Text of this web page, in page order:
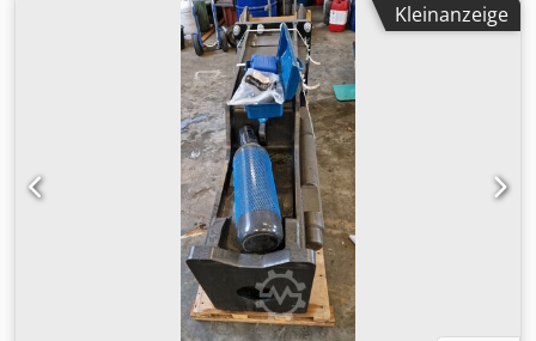
Hydraulickschläuchen und 1 Meißel Preisvorstellung
3800,00 € Zweischalengreifer : Typ : KZS1450.5S
Tragfähigkeit 4 To. Werksnummer: A3103 Gewicht 585 Kg.
Schalenbreite 50 cm mit abschraubbaren Zähnen
hydraulisch drehbar für Baggerträgergeräte 8 - 14 To.
Cjdpfx Ajx Ur Hfeqwjrf Preisvorstellung 2250,00 €
Kleinanzeige